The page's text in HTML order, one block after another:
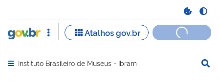
Abrir menu principal de navegação
Instituto Brasileiro de Museus - Ibram